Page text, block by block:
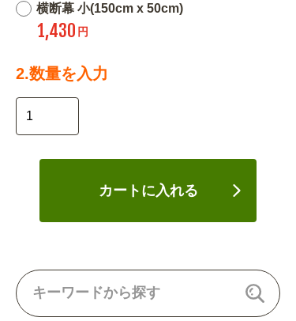
横断幕 小(150cm x 50cm)
1,430 円
2.数量を入力
カートに入れる